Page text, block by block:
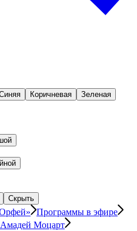
Коричневая Зеленая
Скрыть
Программы в эфире
Моцарт